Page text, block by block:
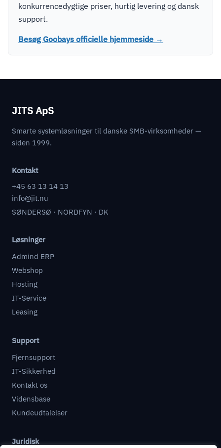
konkurrencedygtige priser, hurtig levering og dansk
support.
Besøg Goobays officielle hjemmeside →
JITS ApS
Smarte systemløsninger til danske SMB-virksomheder —
siden 1999.
Kontakt
+45 63 13 14 13
info@jit.nu
SØNDERSØ · NORDFYN · DK
Løsninger
Admind ERP
Webshop
Hosting
IT-Service
Leasing
Support
Fjernsupport
IT-Sikkerhed
Kontakt os
Vidensbase
Kundeudtalelser
Juridisk